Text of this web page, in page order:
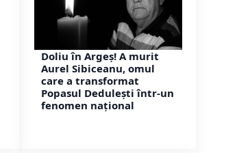
Doliu în Argeș! A murit
Aurel Sibiceanu, omul
care a transformat
Popasul Dedulești într-un
fenomen național